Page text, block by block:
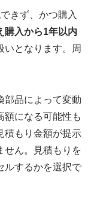
きず、かつ購入
購入から1年以内
いとなります。周
部品によって変動
額になる可能性も
積もり金額が提示
せん。見積もりを
ルするかを選択で